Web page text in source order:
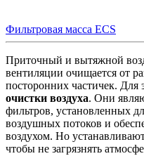
Фильтровая масса ECS
Приточный и вытяжной
вентиляции очищается от
посторонних частичек. Для
очистки воздуха. Они
фильтров, установленных
воздушных потоков и
воздухом. Но
чтобы не загрязнять